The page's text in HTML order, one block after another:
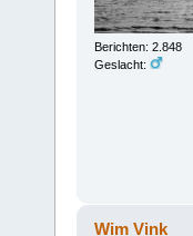
Berichten: 2.848
Geslacht:
Wim Vink